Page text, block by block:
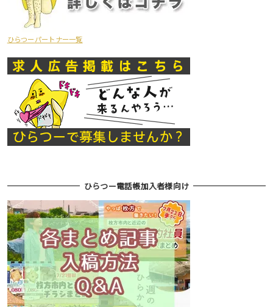
ひらつーパートナー一覧
ひらつー電話帳加入者様向け